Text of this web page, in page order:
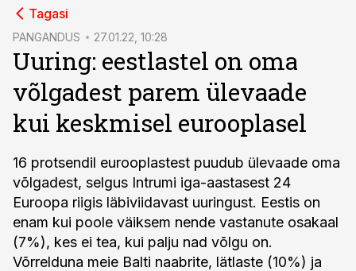
Tagasi
PANGANDUS 27.01.22, 10:28
Uuring: eestlastel on oma
võlgadest parem ülevaade
kui keskmisel eurooplasel
16 protsendil eurooplastest puudub ülevaade oma
võlgadest, selgus Intrumi iga-aastasest 24
Euroopa riigis läbiviidavast uuringust. Eestis on
enam kui poole väiksem nende vastanute osakaal
(7%), kes ei tea, kui palju nad võlgu on.
Võrrelduna meie Balti naabrite, lätlaste (10%) ja